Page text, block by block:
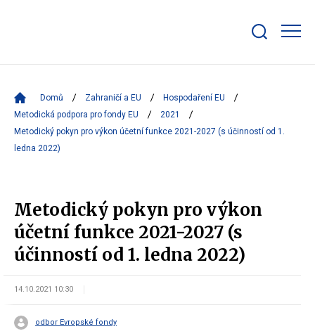
bar
Domů Zahraničí a EU
Hospodaření EU
Metodická podpora pro fondy EU
2021
Metodický pokyn pro výkon účetní funkce 2021-2027 (s účinností od 1.
ledna 2022)
Metodický pokyn pro výkon
účetní funkce 2021-2027 (s
účinností od 1. ledna 2022)
14.10.2021 10:30
odbor Evropské fondy